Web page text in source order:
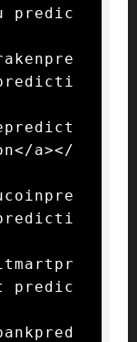
predic
a></
predic